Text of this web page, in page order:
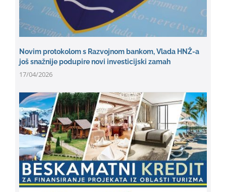
Novim protokolom s Razvojnom bankom, Vlada HNŽ-a
još snažnije podupire novi investicijski zamah
17/04/2026